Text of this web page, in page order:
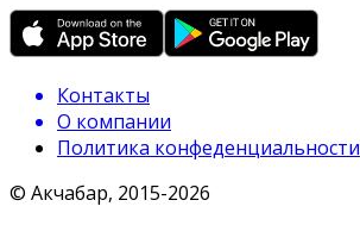
Контакты
О компании
Политика конфеденциальности
© Акчабар, 2015-2026